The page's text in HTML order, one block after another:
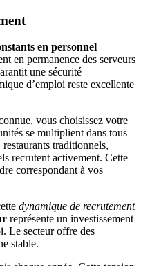
en personnel
en permanence des serveurs
une sécurité
d’emploi reste excellente
vous choisissez votre
se multiplient dans tous
restaurants traditionnels,
recrutent activement. Cette
correspondant à vos
dynamique de recrutement
représente un investissement
Le secteur offre des
stable.